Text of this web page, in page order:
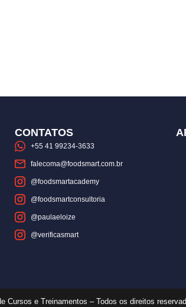
CONTATOS
+55 41 99234-3633
falecoma@foodsmart.com.br
@foodsmartacademy
@foodsmartconsultoria
@paulaeloize
@verificasmart
Cursos e Treinamentos – Todos os direitos